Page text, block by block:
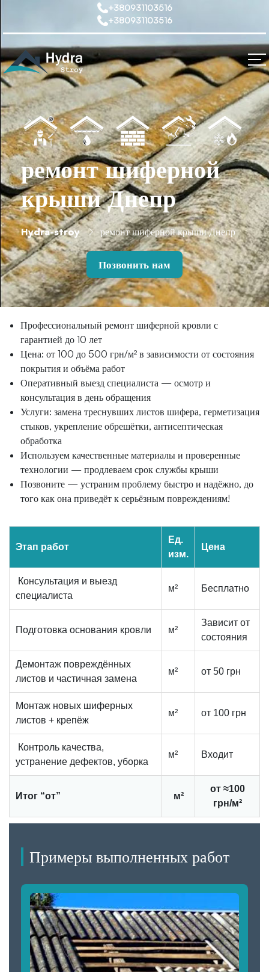
+380931103516
+380931103516
ремонт шиферной
крыши Днепр
Hydra-stroy ремонт шиферной крыши Днепр
Позвонить нам
Профессиональный ремонт шиферной кровли с
гарантией до 10 лет
Цена: от 100 до 500 грн/м² в зависимости от состояния
покрытия и объёма работ
Оперативный выезд специалиста — осмотр и
консультация в день обращения
Услуги: замена треснувших листов шифера, герметизация
стыков, укрепление обрешётки, антисептическая
обработка
Используем качественные материалы и проверенные
технологии — продлеваем срок службы крыши
Позвоните — устраним проблему быстро и надёжно, до
того как она приведёт к серьёзным повреждениям!
Этап работ
Ед.
изм.
Цена
Консультация и выезд
специалиста
м² Бесплатно
Подготовка основания кровли м²
Зависит от
состояния
Демонтаж повреждённых
листов и частичная замена
м² от 50 грн
Монтаж новых шиферных
листов + крепёж
м² от 100 грн
Контроль качества,
устранение дефектов, уборка
м² Входит
Итог “от” м²
от ≈100
грн/м²
Примеры выполненных работ